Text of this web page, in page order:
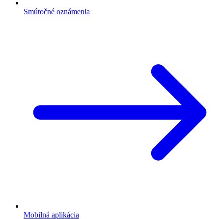
Smútočné oznámenia
Mobilná aplikácia